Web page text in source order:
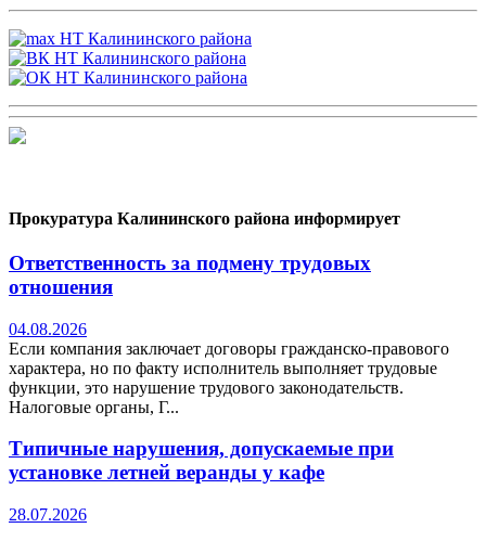
Прокуратура Калининского района информирует
Ответственность за подмену трудовых
отношения
04.08.2026
Если компания заключает договоры гражданско-правового
характера, но по факту исполнитель выполняет трудовые
функции, это нарушение трудового законодательств.
Налоговые органы, Г...
Типичные нарушения, допускаемые при
установке летней веранды у кафе
28.07.2026